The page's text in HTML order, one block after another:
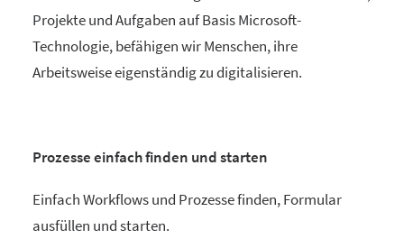
Projekte und Aufgaben auf Basis Microsoft-
Technologie, befähigen wir Menschen, ihre
Arbeitsweise eigenständig zu digitalisieren.
Prozesse einfach finden und starten
Einfach Workflows und Prozesse finden, Formular
ausfüllen und starten.